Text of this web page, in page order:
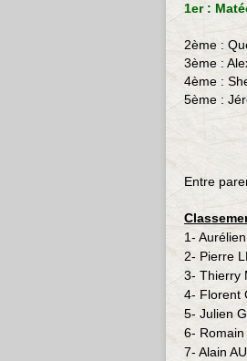
1er :
2ème :
3ème :
4ème :
5ème :
Entre
1-
2- Pierre
3- Thierry
4- Florent
5- Julien
6-
7- Alain